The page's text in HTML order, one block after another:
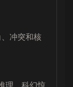
、冲突和核
理、科幻惊